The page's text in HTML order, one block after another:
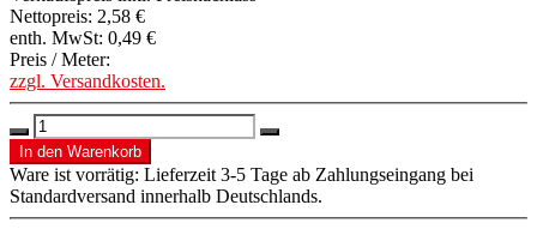
Nettopreis: 2,58 €
enth. MwSt: 0,49 €
Preis / Meter:
zzgl. Versandkosten.
Ware ist vorrätig: Lieferzeit 3-5 Tage ab Zahlungseingang bei
Standardversand innerhalb Deutschlands.